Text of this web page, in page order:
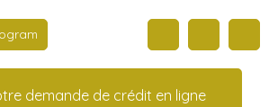
demande de crédit en ligne